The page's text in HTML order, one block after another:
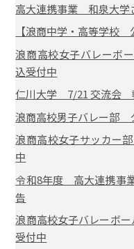
高大連携事業 和泉大
【浪商中学・高等学校
浪商高校女子バレー
込受付中
仁川大学 7/21 交流会
浪商高校男子バレー部
浪商高校女子サッカー
中
令和8年度 高大連携事
告
浪商高校女子バレーボ
受付中